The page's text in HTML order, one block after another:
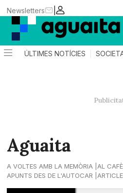
|
Newsletters
ÚLTIMES NOTÍCIES
Aguaita
A VOLTES AMB LA MEMÒRIA
AL
APUNTS DES DE L'AUTOCAR